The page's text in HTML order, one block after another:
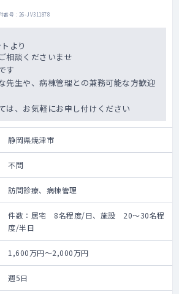
ーカー：富士フイルム）
番号 : 26-JV311878
より
相談くださいませ
す
先生や、病棟管理との兼務可能な方歓迎
は、お気軽にお申し付けください
静岡県焼津市
不問
訪問診療、病棟管理
件数：居宅 8名程度/日、施設 20～30名程
度/半日
1,600万円～2,000万円
週5日